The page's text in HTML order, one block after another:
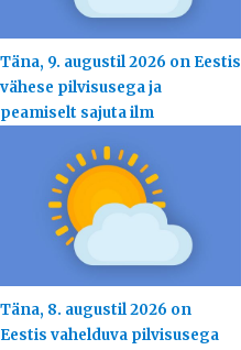
Täna, 9. augustil 2026 on Eestis
vähese pilvisusega ja
peamiselt sajuta ilm
Täna, 8. augustil 2026 on
Eestis vahelduva pilvisusega